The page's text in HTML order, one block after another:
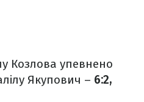
Козлова упевнено
Якупович – 6:2,